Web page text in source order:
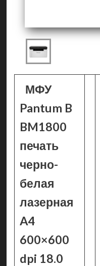
МФУ
Pantum B
BM1800
печать
черно-
белая
лазерная
A4
600×600
dpi 18.0